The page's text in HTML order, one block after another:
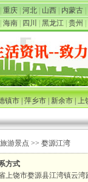
重庆 河北 山西 内蒙古
海南 四川 黑龙江 贵州
镇市|萍乡市|新余市|上
游景点 >> 婺源江湾
方式
上饶市婺源县江湾镇云湾